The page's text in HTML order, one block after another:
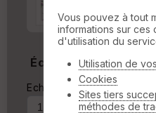
Marge
%
Échelle
Echelle actuelle : 1/
Vous pouvez à tout
informations sur
d'utilisation du
Utilisation de
Cookies
Sites tiers
méthodes de